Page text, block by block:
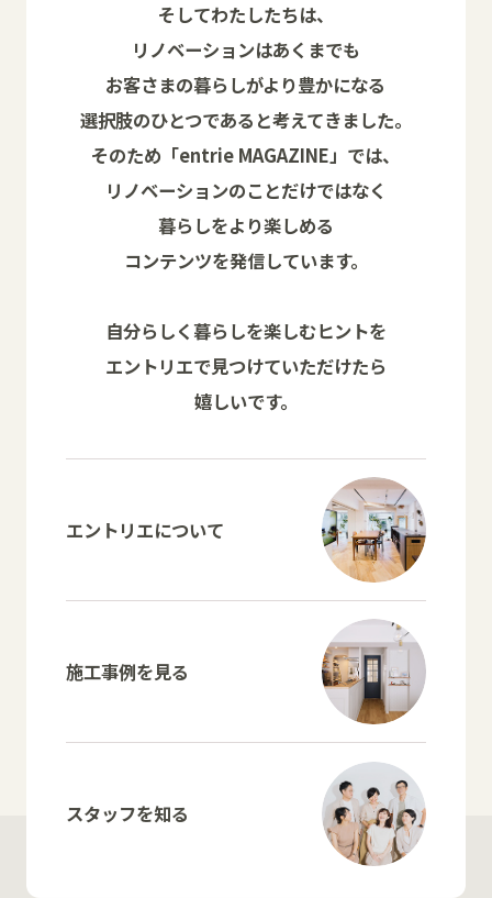
そしてわたしたちは、
リノベーションはあくまでも
お客さまの暮らしがより豊かになる
選択肢のひとつであると考えてきました。
そのため「entrie MAGAZINE」では、
リノベーションのことだけではなく
暮らしをより楽しめる
コンテンツを発信しています。
自分らしく暮らしを楽しむヒントを
エントリエで見つけていただけたら
嬉しいです。
エントリエについて
施工事例を見る
スタッフを知る